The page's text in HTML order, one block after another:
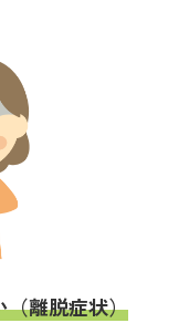
（離脱症状）